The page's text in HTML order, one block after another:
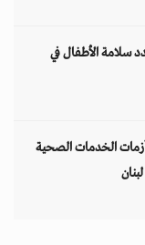
سلامة الأطفال في
الخدمات الصحية